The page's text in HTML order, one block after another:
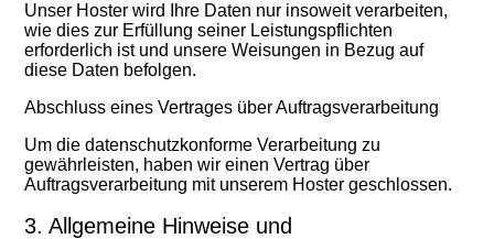
Unser Hoster wird Ihre Daten nur insoweit verarbeiten,
wie dies zur Erfüllung seiner Leistungspflichten
erforderlich ist und unsere Weisungen in Bezug auf
diese Daten befolgen.
Abschluss eines Vertrages über Auftragsverarbeitung
Um die datenschutzkonforme Verarbeitung zu
gewährleisten, haben wir einen Vertrag über
Auftragsverarbeitung mit unserem Hoster geschlossen.
3. Allgemeine Hinweise und